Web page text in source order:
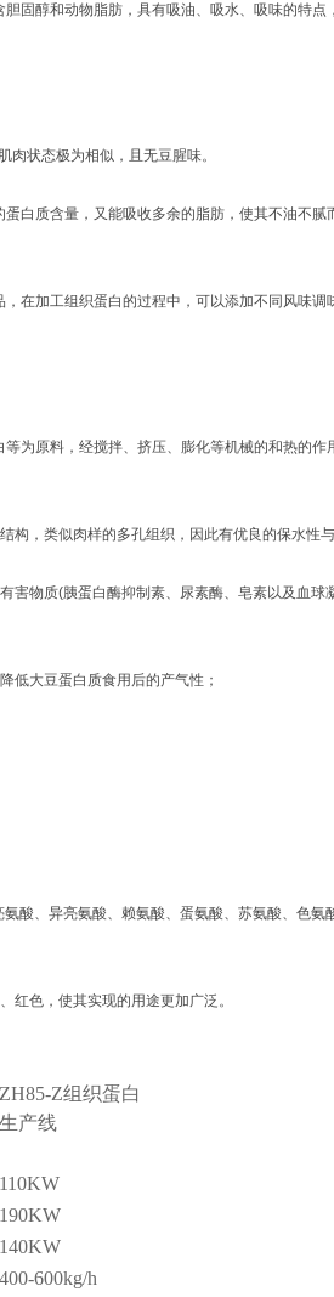
固醇和动物脂肪，具有吸油、吸水、吸味的特点
状态极为相似，且无豆腥味。
质含量，又能吸收多余的脂肪，使其不油不腻
加工组织蛋白的过程中，可以添加不同风味调
原料，经搅拌、挤压、膨化等机械的和热的作
，类似肉样的多孔组织，因此有优良的保水性与
物质(胰蛋白酶抑制素、尿素酶、皂素以及血球
大豆蛋白质食用后的产气性；
、异亮氨酸、赖氨酸、蛋氨酸、苏氨酸、色氨
色，使其实现的用途更加广泛。
ZH85-Z组织蛋白
生产线
110KW
190KW
140KW
400-600kg/h